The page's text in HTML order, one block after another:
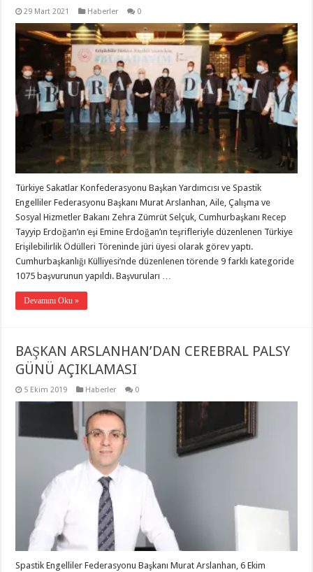
29 Mart 2021 Haberler 0
Türkiye Sakatlar Konfederasyonu Başkan Yardımcısı ve Spastik
Engelliler Federasyonu Başkanı Murat Arslanhan, Aile, Çalışma ve
Sosyal Hizmetler Bakanı Zehra Zümrüt Selçuk, Cumhurbaşkanı Recep
Tayyip Erdoğan’ın eşi Emine Erdoğan’ın teşrifleriyle düzenlenen Türkiye
Erişilebilirlik Ödülleri Töreninde jüri üyesi olarak görev yaptı.
Cumhurbaşkanlığı Külliyesi’nde düzenlenen törende 9 farklı kategoride
1075 başvurunun yapıldı. Başvuruları …
Devamını Oku »
BAŞKAN ARSLANHAN’DAN CEREBRAL PALSY
GÜNÜ AÇIKLAMASI
5 Ekim 2019 Haberler 0
Spastik Engelliler Federasyonu Başkanı Murat Arslanhan, 6 Ekim